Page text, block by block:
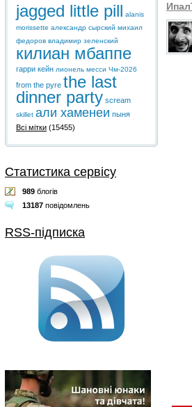
jagged little pill alanis
morissette александр сырский михаил
федоров владимир зеленский
килиан мбаппе
гарри кейн лионель месси Чм-2026
from the pyre the last
dinner party scream
skillet али хаменеи пыня
Всі мітки (15455)
Статистика сервісу
989 блогів
13187 повідомлень
RSS-підписка